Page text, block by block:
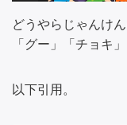
どうやらじゃんけ
「グー」「チョキ
以下引用。